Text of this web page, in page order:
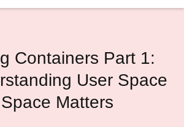
Containers Part 1:
User Space
Matters